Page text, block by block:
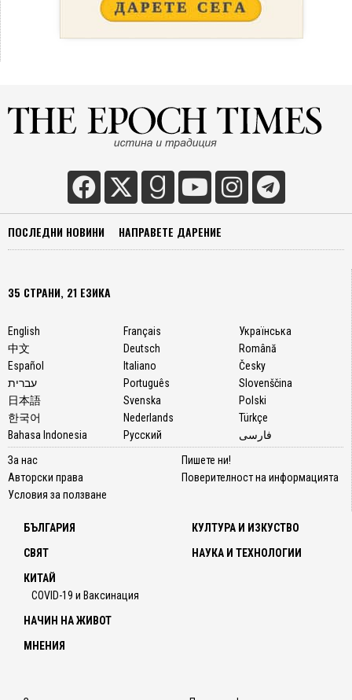
ПОСЛЕДНИ НОВИНИ НАПРАВЕТЕ ДАРЕНИЕ
35 СТРАНИ, 21 ЕЗИКА
English
中文
Español
עברית
日本語
한국어
Bahasa Indonesia
Français
Deutsch
Italiano
Português
Svenska
Nederlands
Русский
Українська
Română
Česky
Slovenščina
Polski
Türkçe
فارسی
За нас
Авторски права
Условия за ползване
Пишете ни!
Поверителност на информацията
БЪЛГАРИЯ
СВЯТ
КИТАЙ
COVID-19 и Ваксинация
КУЛТУРА И ИЗКУСТВО
НАУКА И ТЕХНОЛОГИИ
НАЧИН НА ЖИВОТ
МНЕНИЯ